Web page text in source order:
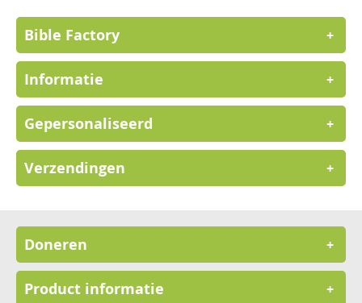
Bible Factory +
Informatie +
Gepersonaliseerd +
Verzendingen +
Doneren +
Product informatie +